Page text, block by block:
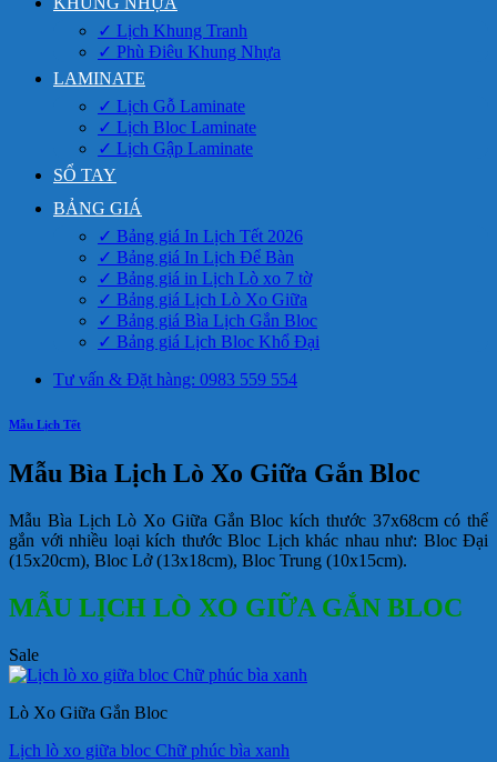
✓ Lịch Khung Tranh
✓ Phù Điêu Khung Nhựa
LAMINATE
✓ Lịch Gỗ Laminate
✓ Lịch Bloc Laminate
✓ Lịch Gập Laminate
SỔ TAY
BẢNG GIÁ
✓ Bảng giá In Lịch Tết 2026
✓ Bảng giá In Lịch Để Bàn
✓ Bảng giá in Lịch Lò xo 7 tờ
✓ Bảng giá Lịch Lò Xo Giữa
✓ Bảng giá Bìa Lịch Gắn Bloc
✓ Bảng giá Lịch Bloc Khổ Đại
Tư vấn & Đặt hàng: 0983 559 554
Mẫu Lịch Tết
Mẫu Bìa Lịch Lò Xo Giữa Gắn Bloc
Mẫu Bìa Lịch Lò Xo Giữa Gắn Bloc kích thước 37x68cm có thể
gắn với nhiều loại kích thước Bloc Lịch khác nhau như: Bloc Đại
(15x20cm), Bloc Lở (13x18cm), Bloc Trung (10x15cm).
MẪU LỊCH LÒ XO GIỮA GẮN BLOC
Sale
Lò Xo Giữa Gắn Bloc
Lịch lò xo giữa bloc Chữ phúc bìa xanh